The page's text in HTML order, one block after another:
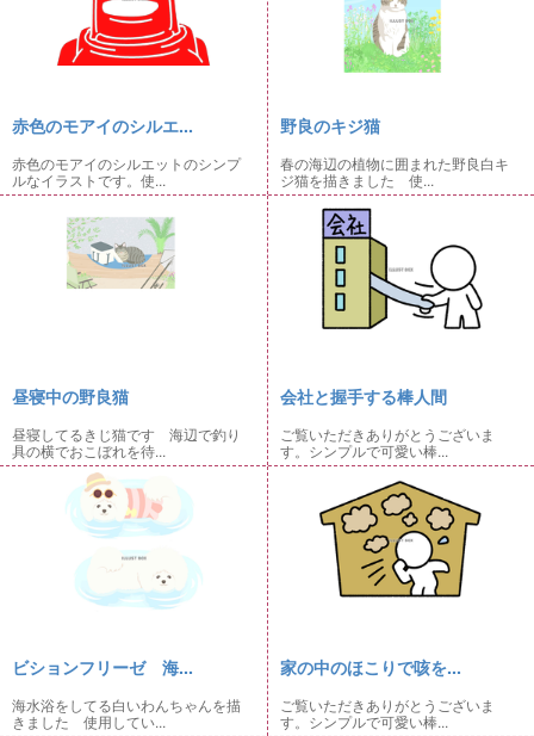
赤色のモアイのシルエ...
赤色のモアイのシルエットのシンプ
ルなイラストです。使...
野良のキジ猫
春の海辺の植物に囲まれた野良白キ
ジ猫を描きました 使...
昼寝中の野良猫
昼寝してるきじ猫です 海辺で釣り
具の横でおこぼれを待...
会社と握手する棒人間
ご覧いただきありがとうございま
す。シンプルで可愛い棒...
ビションフリーゼ 海...
海水浴をしてる白いわんちゃんを描
きました 使用してい...
家の中のほこりで咳を...
ご覧いただきありがとうございま
す。シンプルで可愛い棒...